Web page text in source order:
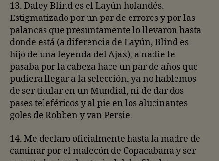
13. Daley Blind es el Layún holandés.
Estigmatizado por un par de errores y por las
palancas que presuntamente lo llevaron hasta
donde está (a diferencia de Layún, Blind es
hijo de una leyenda del Ajax), a nadie le
pasaba por la cabeza hace un par de años que
pudiera llegar a la selección, ya no hablemos
de ser titular en un Mundial, ni de dar dos
pases teleféricos y al pie en los alucinantes
goles de Robben y van Persie.
14. Me declaro oficialmente hasta la madre de
caminar por el malecón de Copacabana y ser